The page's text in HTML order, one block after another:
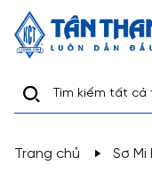
Trang chủ Sơ Mi